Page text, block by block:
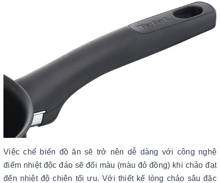
Việc chế biến đồ ăn sẽ trở nên dễ dàng với công nghệ
điểm nhiệt độc đáo sẽ đổi màu (màu đỏ đồng) khi chảo đạt
đến nhiệt độ chiên tối ưu. Với thiết kế lòng chảo sâu đặc